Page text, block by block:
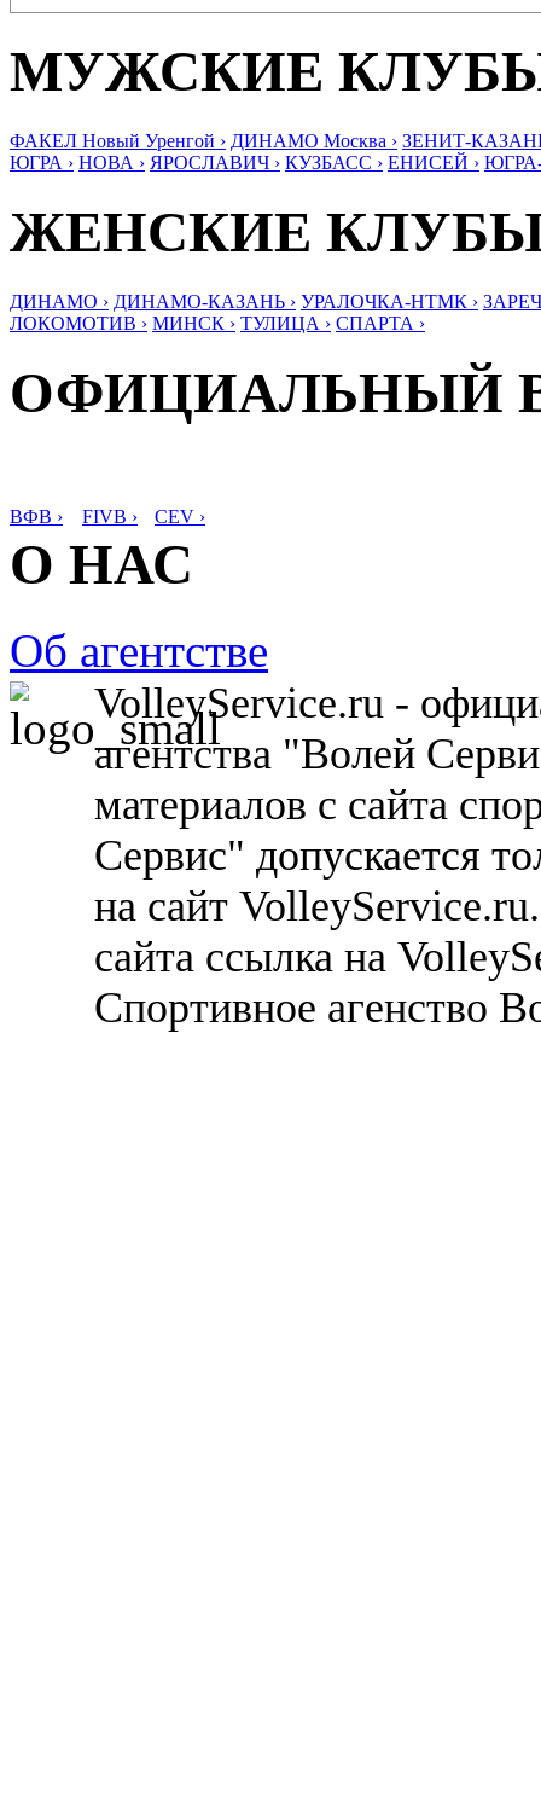
МУЖСКИЕ
ФАКЕЛ Новый Уренгой › ДИНАМО Москва › ЗЕНИТ-
ЮГРА › НОВА › ЯРОСЛАВИЧ › КУЗБАСС › ЕНИСЕЙ ›
ЖЕНСКИЕ
ДИНАМО › ДИНАМО-КАЗАНЬ › УРАЛОЧКА-НТМК ›
ЛОКОМОТИВ › МИНСК › ТУЛИЦА › СПАРТА ›
ОФИЦИАЛЬНЫЙ
ВФВ › FIVB › CEV ›
О НАС
Об агентстве
VolleyService.ru -
агентства "Волей
материалов с сайта
Сервис" допускается
на сайт
сайта ссылка на
Спортивное агенство